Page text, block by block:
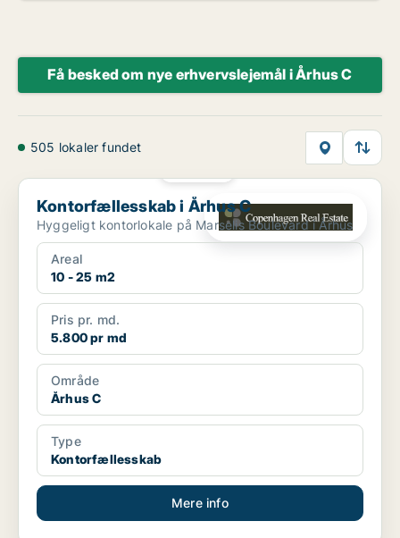
Få besked om nye erhvervslejemål i Århus C
505 lokaler fundet
Kontorfællesskab i Århus C
Kontorfællesskab i Århus C
Hyggeligt kontorlokale på Marselis Boulevard i Århus
Areal
10 - 25 m2
Pris pr. md.
5.800 pr md
Område
Århus C
Type
Kontorfællesskab
Mere info